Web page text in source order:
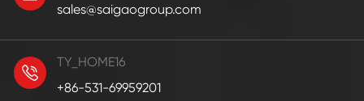
sales@saigaogroup.com
TY_HOME16
+86-531-69959201